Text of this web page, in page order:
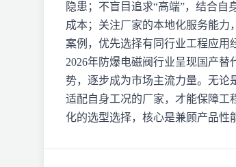
隐患；不盲目追求“高端”，结合
成本；关注厂家的本地化服务能
案例，优先选择有同行业工程应用
2026年防爆电磁阀行业呈现国产
势，逐步成为市场主流力量。无论
适配自身工况的厂家，才能保障工
化的选型选择，核心是兼顾产品性